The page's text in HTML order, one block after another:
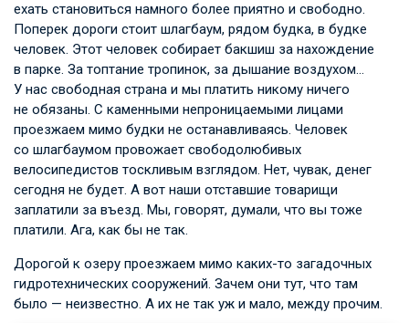
ехать становиться намного более приятно и свободно.
Поперек дороги стоит шлагбаум, рядом будка, в будке
человек. Этот человек собирает бакшиш за нахождение
в парке. За топтание тропинок, за дышание воздухом…
У нас свободная страна и мы платить никому ничего
не обязаны. С каменными непроницаемыми лицами
проезжаем мимо будки не останавливаясь. Человек
со шлагбаумом провожает свободолюбивых
велосипедистов тоскливым взглядом. Нет, чувак, денег
сегодня не будет. А вот наши отставшие товарищи
заплатили за въезд. Мы, говорят, думали, что вы тоже
платили. Ага, как бы не так.
Дорогой к озеру проезжаем мимо каких-то загадочных
гидротехнических сооружений. Зачем они тут, что там
было — неизвестно. А их не так уж и мало, между прочим.